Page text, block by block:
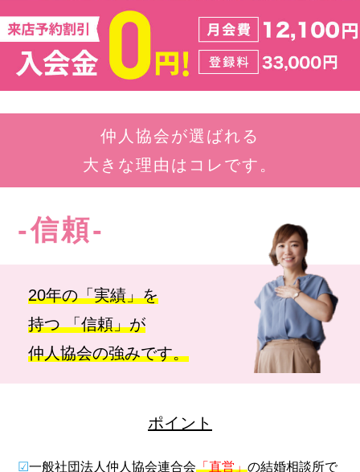
仲人協会が選ばれる
大きな理由はコレです。
-信頼-
20年の「実績」を
持つ 「信頼」が
仲人協会の強みです。
ポイント
☑一般社団法人仲人協会連合会「直営」の結婚相談所で